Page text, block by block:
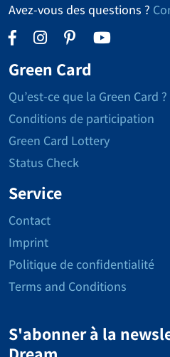
Avez-vous des questions ?
Green Card
Qu’est-ce que la Green Card ?
Conditions de participation
Green Card Lottery
Status Check
Service
Contact
Imprint
Politique de confidentialité
Terms and Conditions
S'abonner à la